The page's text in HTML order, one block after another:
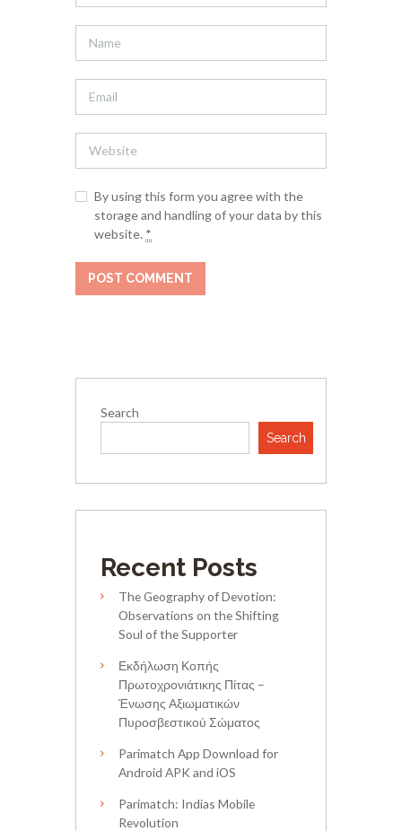
By using this form you agree with the
storage and handling of your data by this
website. *
Search
Search
Recent Posts
The Geography of Devotion:
Observations on the Shifting
Soul of the Supporter
Εκδήλωση Κοπής
Πρωτοχρονιάτικης Πίτας –
Ένωσης Αξιωματικών
Πυροσβεστικού Σώματος
Parimatch App Download for
Android APK and iOS
Parimatch: Indias Mobile
Revolution